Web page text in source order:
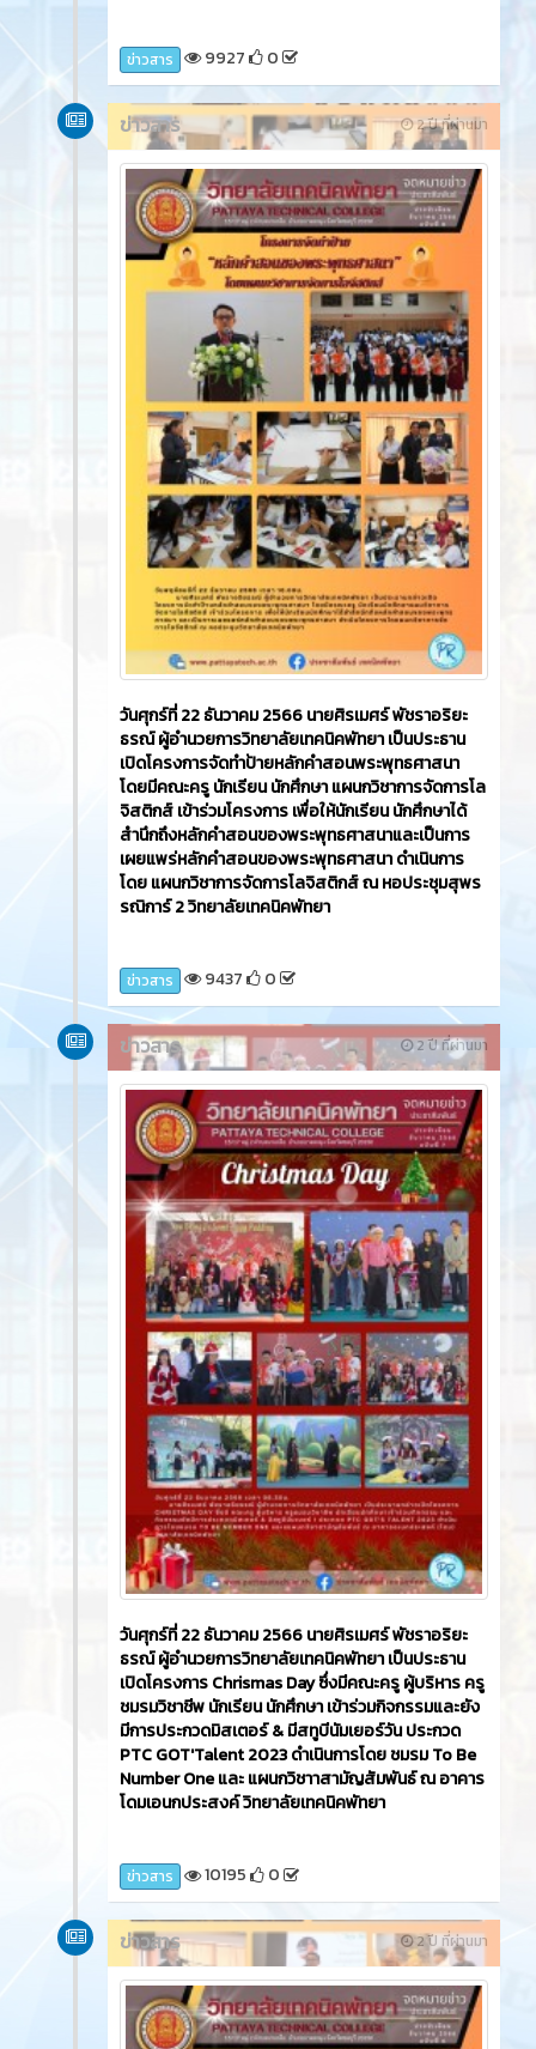
ข่าวสาร 9927 0
2 ปี ที่ผ่านมา
ข่าวสาร
วันศุกร์ที่ 22 ธันวาคม 2566​ นายศิรเมศร์ พัชราอริยะ
ธรณ์ ผู้อำนวยการวิทยาลัยเทคนิคพัทยา เป็นประธาน
เปิดโครงการจัดทำป้ายหลักคำสอนพระพุทธศาสนา
โดยมีคณะครู นักเรียน นักศึกษา แผนกวิชาการจัดการโล
จิสติกส์ เข้าร่วมโครงการ เพื่อให้นักเรียน นักศึกษาได้
สำนึกถึงหลักคำสอนของพระพุทธศาสนาและเป็นการ
เผยแพร่หลักคำสอนของพระพุทธศาสนา ดำเนินการ
โดย แผนกวิชาการจัดการโลจิสติกส์ ณ หอประชุมสุพร
รณิการ์ 2 วิทยาลัยเทคนิคพัทยา
ข่าวสาร 9437 0
2 ปี ที่ผ่านมา
ข่าวสาร
วันศุกร์ที่ 22 ธันวาคม 2566​ นายศิรเมศร์ พัชราอริยะ
ธรณ์ ผู้อำนวยการวิทยาลัยเทคนิคพัทยา เป็นประธาน
เปิดโครงการ Chrismas Day ซึ่งมีคณะครู ผู้บริหาร ครู
ชมรมวิชาชีพ นักเรียน นักศึกษา เข้าร่วมกิจกรรมและยัง
มีการประกวดมิสเตอร์ & มีสทูบีนัมเยอร์วัน ประกวด
PTC GOT'Talent 2023 ดำเนินการโดย ชมรม To Be
Number One และ แผนกวิชาาสามัญสัมพันธ์ ณ อาคาร
โดมเอนกประสงค์ วิทยาลัยเทคนิคพัทยา
ข่าวสาร 10195 0
2 ปี ที่ผ่านมา
ข่าวสาร